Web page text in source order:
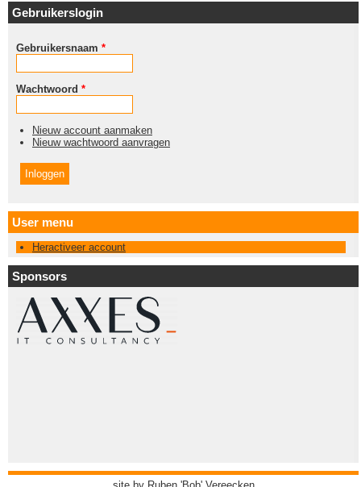
Gebruikerslogin
Gebruikersnaam *
Wachtwoord *
Nieuw account aanmaken
Nieuw wachtwoord aanvragen
User menu
Heractiveer account
Sponsors